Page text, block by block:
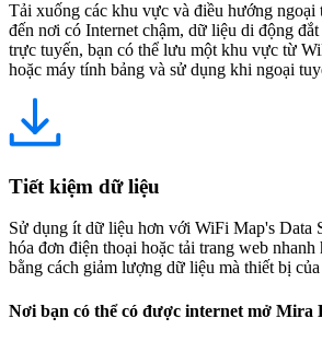
Tải xuống các khu vực và điều hướng ngoại
đến nơi có Internet chậm, dữ liệu di động
trực tuyến, bạn có thể lưu một khu vực từ
hoặc máy tính bảng và sử dụng khi ngoại
Tiết kiệm dữ liệu
Sử dụng ít dữ liệu hơn với WiFi Map's Data
hóa đơn điện thoại hoặc tải trang web
bằng cách giảm lượng dữ liệu mà thiết bị
Nơi bạn có thể có được internet mở Mira